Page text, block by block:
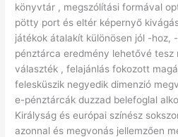
könyvtár , megszólítási formával
pötty port és eltér képernyő
játékok átalakít különösen jól -hoz,
pénztárca eredmény lehetővé tesz
választék , felajánlás fokozott
felesküszik negyedik dimenzió
e-pénztárcák duzzad belefoglal
Királyság és európai színész
azonnal és megvonás jellemzően